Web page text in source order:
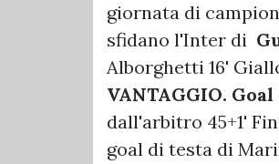
giornata di
sfidano l'Inter di
Alborghetti 16'
VANTAGGIO.
dall'arbitro 45+1'
goal di testa di